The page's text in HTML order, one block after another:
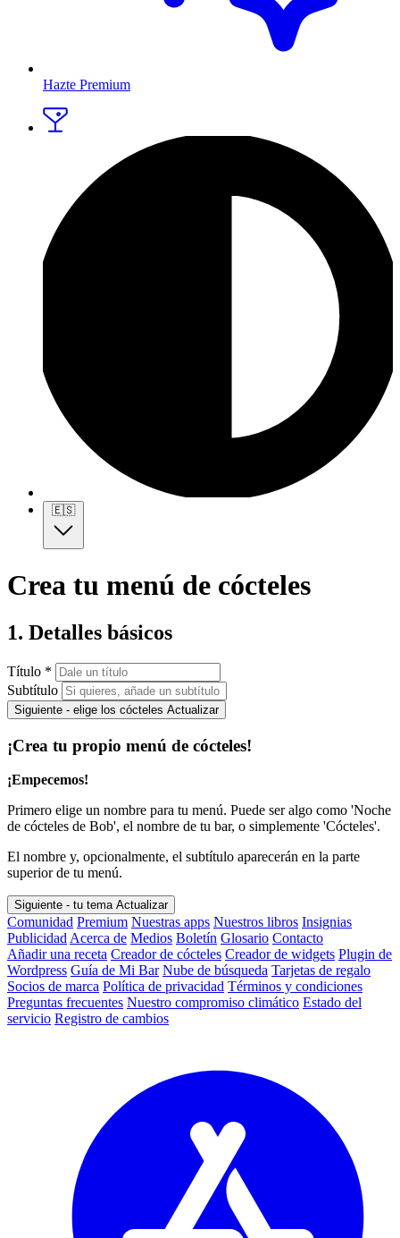
Hazte Premium
🇪🇸
Crea tu menú de cócteles
1. Detalles básicos
Título *
Subtítulo
Siguiente - elige los cócteles Actualizar
¡Crea tu propio menú de cócteles!
¡Empecemos!
Primero elige un nombre para tu menú. Puede ser algo como 'Noche
de cócteles de Bob', el nombre de tu bar, o simplemente 'Cócteles'.
El nombre y, opcionalmente, el subtítulo aparecerán en la parte
superior de tu menú.
Siguiente - tu tema Actualizar
Comunidad Premium Nuestras apps Nuestros libros Insignias
Publicidad Acerca de Medios Boletín Glosario Contacto
Añadir una receta Creador de cócteles Creador de widgets Plugin de
Wordpress Guía de Mi Bar Nube de búsqueda Tarjetas de regalo
Socios de marca Política de privacidad Términos y condiciones
Preguntas frecuentes Nuestro compromiso climático Estado del
servicio Registro de cambios